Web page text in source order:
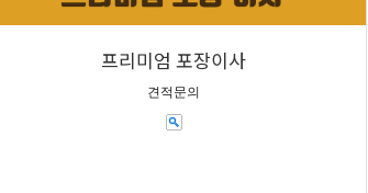
프리미엄 포장이사
견적문의